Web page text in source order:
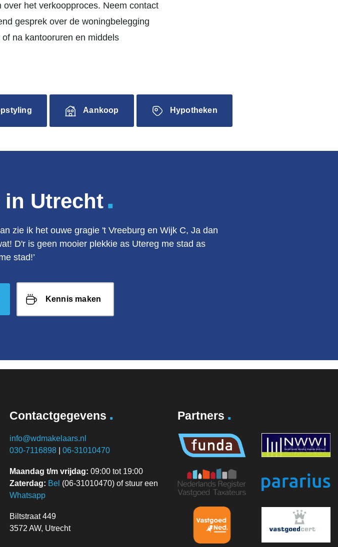
het verkoopproces. Neem contact
gesprek over de woningbelegging
na kantooruren en middels
Aankoop Hypotheken
Utrecht.
zie ik het ouwe gragie 't Vreeburg en Wijk C, Ja dan
D'r is geen mooier plekkie as Utereg me stad as
stad!’
Kennis maken
Contactgegevens .
info@wdmakelaars.nl
030-7116898
06-31010470
Maandag t/m vrijdag: 09:00 tot 19:00
Zaterdag: Bel (06-31010470) of stuur een
Whatsapp
Biltstraat 449
3572 AW, Utrecht
Partners .